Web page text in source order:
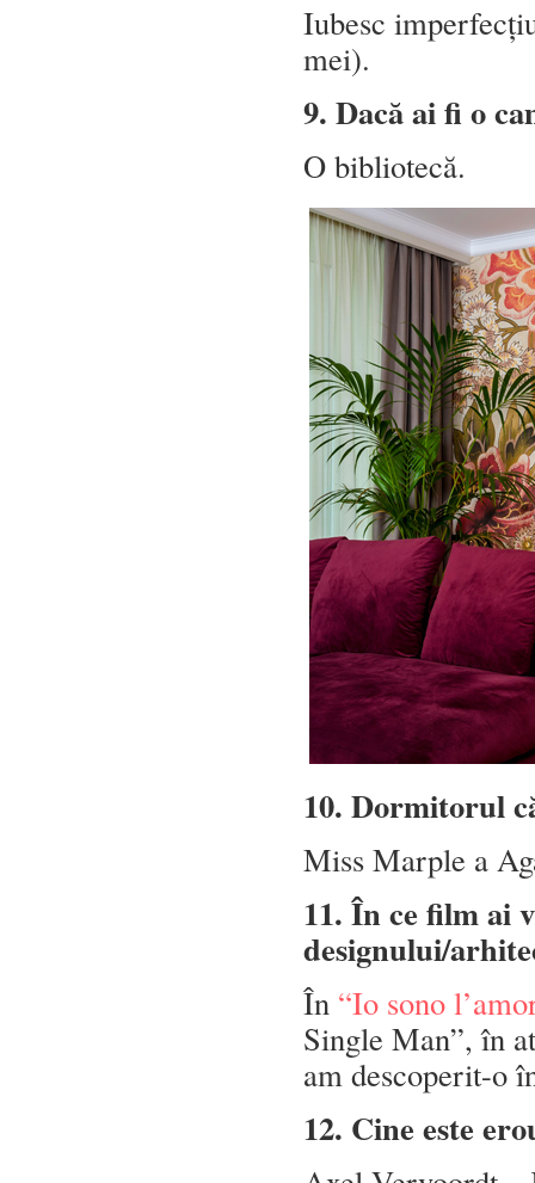
Iubesc
mei).
9. Dacă ai fi o
O bibliotecă.
10. Dormitorul
Miss Marple a
11. În ce film ai
designului/
În “Io sono
Single Man”, în
am descoperit-o
12. Cine este